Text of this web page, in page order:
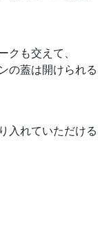
クも交えて、
の蓋は開けられる
入れていただける